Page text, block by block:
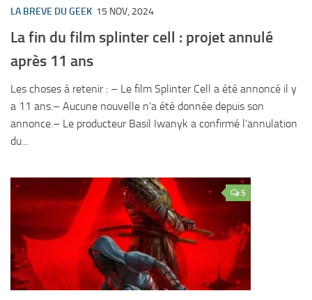
LA BREVE DU GEEK 15 NOV, 2024
La fin du film splinter cell : projet annulé
après 11 ans
Les choses à retenir : – Le film Splinter Cell a été annoncé il y
a 11 ans.– Aucune nouvelle n’a été donnée depuis son
annonce.– Le producteur Basil Iwanyk a confirmé l’annulation
du...
5